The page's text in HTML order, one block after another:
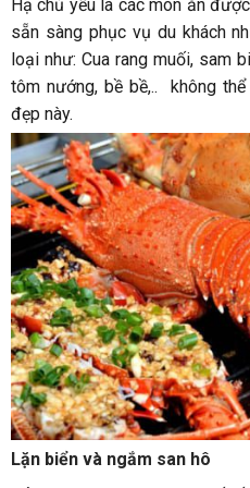
Hạ chủ yếu là các món ăn
sẵn sàng phục vụ du khách
loại như: Cua rang muối, sam
tôm nướng, bề bề,.. không
đẹp này.
Lặn biển và ngắm san hô